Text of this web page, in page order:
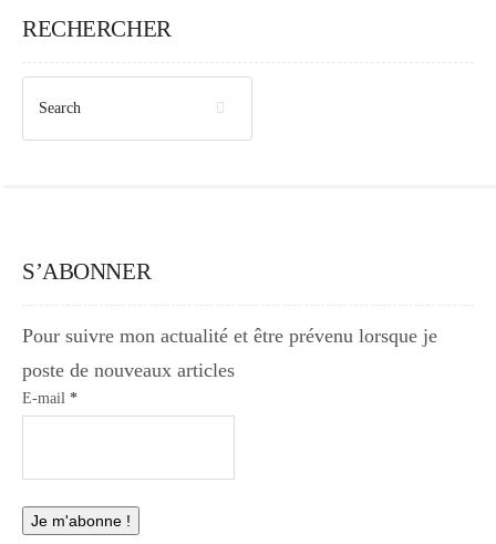
RECHERCHER
S’ABONNER
Pour suivre mon actualité et être prévenu lorsque je
poste de nouveaux articles
E-mail *